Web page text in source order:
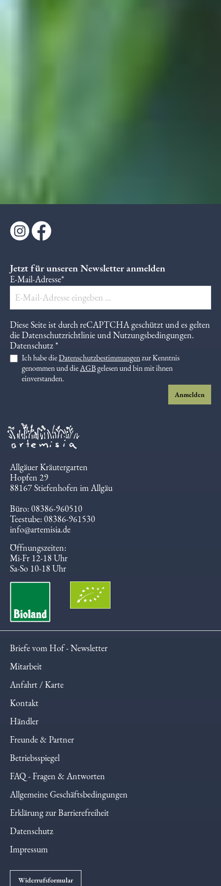
Jetzt für unseren Newsletter anmelden
E-Mail-Adresse*
Diese Seite ist durch reCAPTCHA geschützt und es gelten
dieDatenschutzrichtlinie undNutzungsbedingungen.
Datenschutz *
Ich habe dieDatenschutzbestimmungenzur Kenntnis
genommen und dieAGBgelesen und bin mit ihnen
einverstanden.
Anmelden
Allgäuer Kräutergarten
Hopfen 29
88167 Stiefenhofen im Allgäu
Büro: 08386-960510
Teestube: 08386-961530
info@artemisia.de
Öffnungszeiten:
Mi-Fr 12-18 Uhr
Sa-So 10-18 Uhr
Briefe vom Hof - Newsletter
Mitarbeit
Anfahrt / Karte
Kontakt
Händler
Freunde & Partner
Betriebsspiegel
FAQ - Fragen & Antworten
Allgemeine Geschäftsbedingungen
Erklärung zur Barrierefreiheit
Datenschutz
Impressum